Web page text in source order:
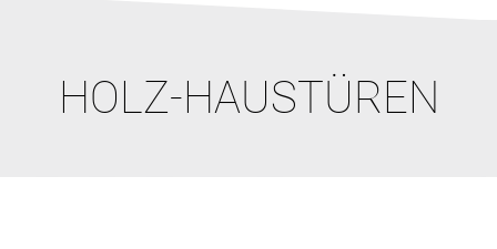
HOLZ-HAUSTÜREN